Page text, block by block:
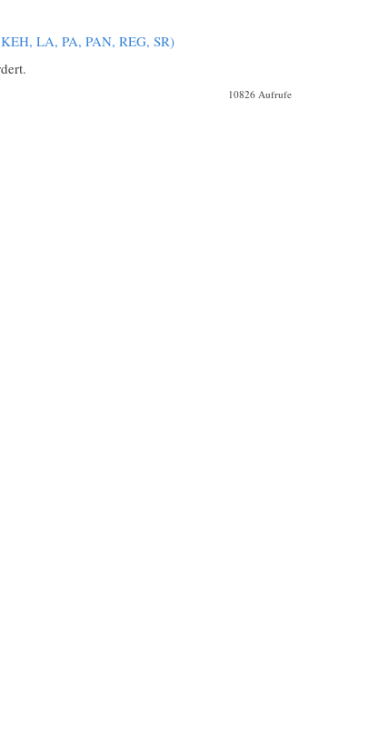
LA, PA, PAN, REG, SR)
10826 Aufrufe